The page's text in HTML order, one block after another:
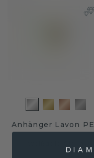
Anhänger Lavon